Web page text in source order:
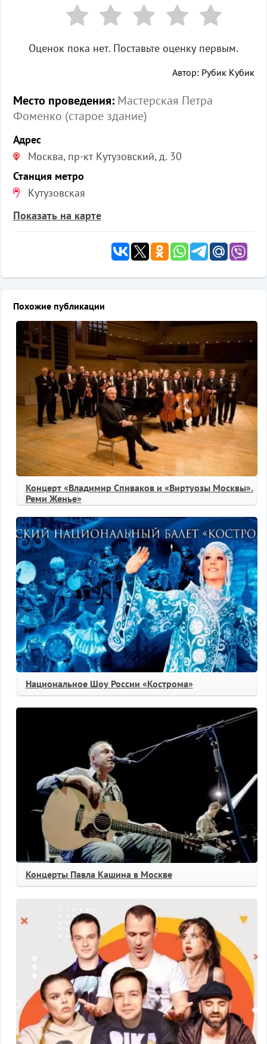
Оценок пока нет. Поставьте оценку первым.
Автор: Рубик Кубик
Место проведения:Мастерская Петра
Фоменко (старое здание)
Адрес
Москва, пр-кт Кутузовский, д. 30
Станция метро
Кутузовская
Показать на карте
Похожие публикации
Концерт «Владимир Спиваков и «Виртуозы Москвы».
Реми Женье»
Национальное Шоу России «Кострома»
Концерты Павла Кашина в Москве